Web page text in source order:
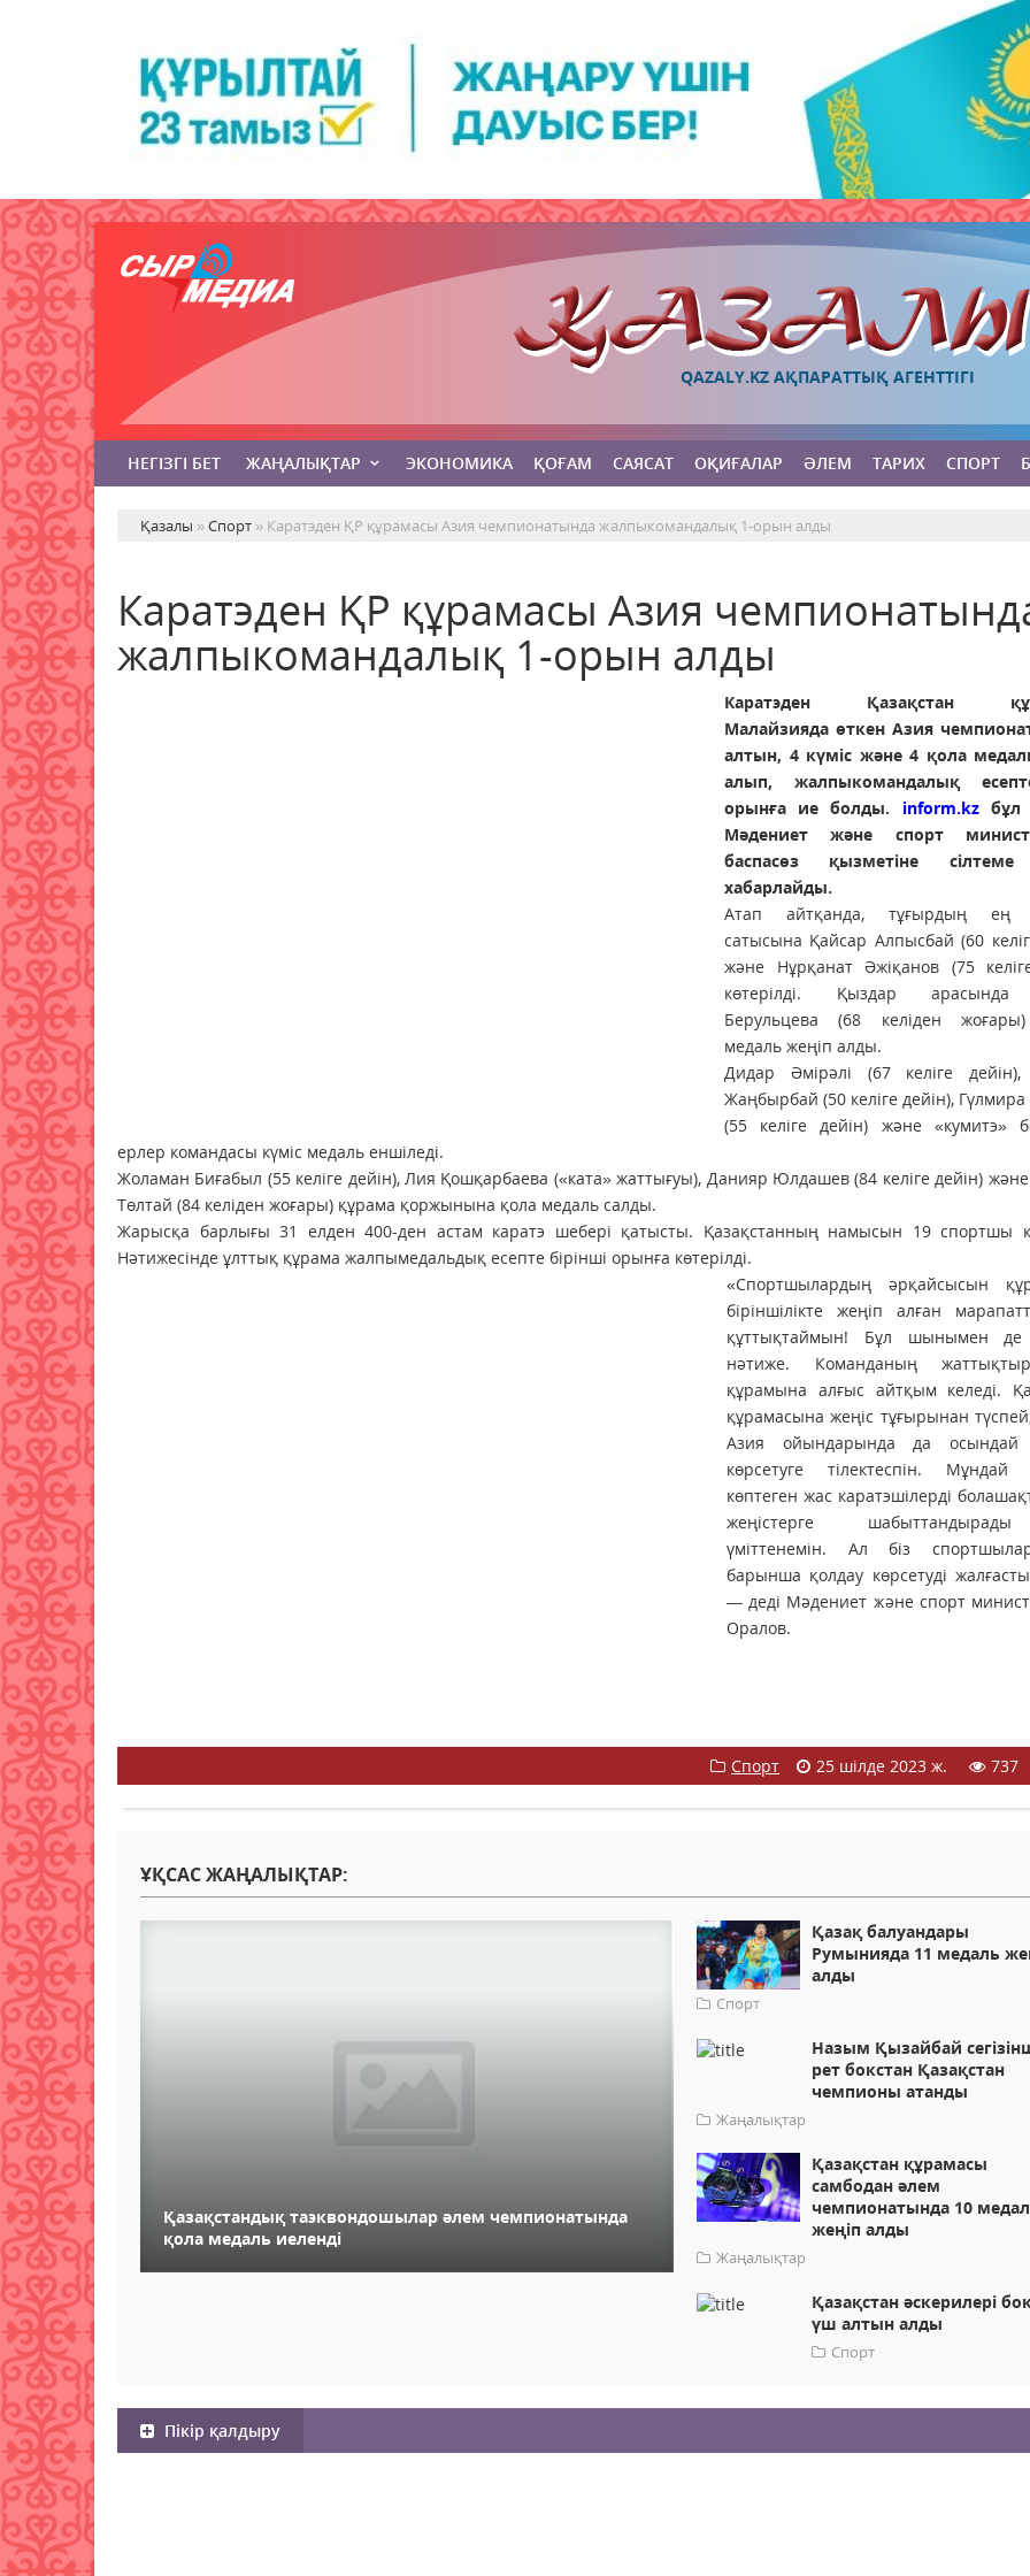
QAZALY.KZ АҚПАРАТТЫҚ АГЕНТТІГІ
НЕГІЗГІ БЕТ ЖАҢАЛЫҚТАР ЭКОНОМИКА ҚОҒАМ САЯСАТ ОҚИҒАЛАР ӘЛЕМ ТАРИХ СПОРТ
Қазалы »Спорт » Каратэден ҚР құрамасы Азия чемпионатында жалпыкомандалық 1-орын алды
Каратэден ҚР құрамасы Азия
жалпыкомандалық 1-орын алды
Каратэден Қазақстан
Малайзияда өткен Азия
алтын, 4 күміс және 4 қола
алып, жалпыкомандалық
орынға ие болды. inform.kzбұл
Мәдениет және спорт
баспасөз қызметіне
хабарлайды.
Атап айтқанда, тұғырдың ең
сатысына Қайсар Алпысбай (60
және Нұрқанат Әжіқанов (75
көтерілді. Қыздар
Берульцева (68 келіден
медаль жеңіп алды.
Дидар Әмірәлі (67 келіге
Жаңбырбай (50 келіге дейін), Гүлмира
(55 келіге дейін) және «кумитэ»
ерлер командасы күміс медаль еншіледі.
Жоламан Биғабыл (55 келіге дейін), Лия Қошқарбаева («ката» жаттығуы), Данияр Юлдашев (84 келіге дейін)
Төлтай (84 келіден жоғары) құрама қоржынына қола медаль салды.
Жарысқа барлығы 31 елден 400-ден астам каратэ шебері қатысты. Қазақстанның намысын 19 спортшы
Нәтижесінде ұлттық құрама жалпымедальдық есепте бірінші орынға көтерілді.
«Спортшылардың әрқайсысын
біріншілікте жеңіп алған
құттықтаймын! Бұл шынымен де
нәтиже. Команданың
құрамына алғыс айтқым келеді.
құрамасына жеңіс тұғырынан
Азия ойындарында да осындай
көрсетуге тілектеспін. Мұндай
көптеген жас каратэшілерді
жеңістерге
үміттенемін. Ал біз
барынша қолдау көрсетуді
— деді Мәдениет және спорт
Оралов.
Спорт 25 шілде 2023 ж. 737
ҰҚСАС ЖАҢАЛЫҚТАР:
Қазақстандық таэквондошылар әлем чемпионатында
қола медаль иеленді
Қазақ балуандары
Румынияда 11 медаль
алды
Спорт
Назым Қызайбай
рет бокстан Қазақстан
чемпионы атанды
Жаңалықтар
Қазақстан құрамасы
самбодан әлем
чемпионатында 10
жеңіп алды
Жаңалықтар
Қазақстан әскерилері
үш алтын алды
Спорт
Пікір қалдыру